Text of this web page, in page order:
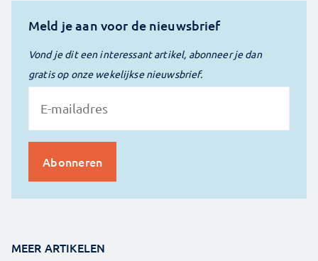
Meld je aan voor de nieuwsbrief
Vond je dit een interessant artikel, abonneer je dan
gratis op onze wekelijkse nieuwsbrief.
MEER ARTIKELEN